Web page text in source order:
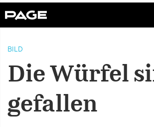
BILD
Die Würfel
gefallen